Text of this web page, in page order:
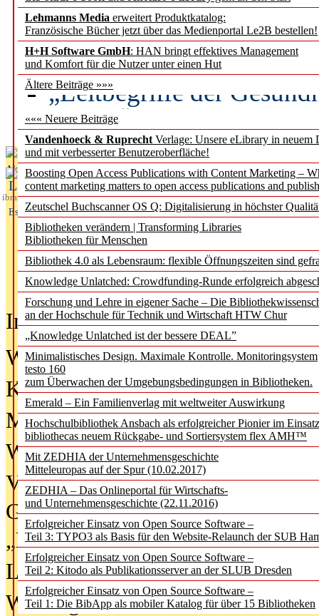
Lehmanns Media erweitert Produktkatalog:
Französische Bücher jetzt über das Medienportal Le2B bestellen!
H+H Software GmbH: HAN bringt effektives Management
und Komfort für die Nutzer unter einen Hut
Ältere Beiträge »»»
««« Neuere Beiträge
Vandenhoeck & Ruprecht Verlage: Unsere eLibrary in neuem
und mit verbesserter Benutzeroberfläche!
Boosting Open Access Publications with Content Marketing –
content marketing matters to open access publications and
Zeutschel Buchscanner OS Q: Digitalisierung in höchster
Bibliotheken verändern | Transforming Libraries
Bibliotheken für Menschen
Bibliothek 4.0 als Lebensraum: flexible Öffnungszeiten sind
Knowledge Unlatched: Crowdfunding-Runde erfolgreich
Forschung und Lehre in eigener Sache – Die
an der Hochschule für Technik und Wirtschaft HTW Chur
„Knowledge Unlatched ist der bessere DEAL”
Minimalistisches Design. Maximale Kontrolle. Monitoringsystem
testo 160
zum Überwachen der Umgebungsbedingungen in Bibliotheken.
Emerald – Ein Familienverlag mit weltweiter Auswirkung
Hochschulbibliothek Ansbach als erfolgreicher Pionier im
bibliothecas neuem Rückgabe- und Sortiersystem flex AMH™
Mit ZEDHIA der Unternehmensgeschichte
Mitteleuropas auf der Spur (10.02.2017)
ZEDHIA – Das Onlineportal für Wirtschafts-
und Unternehmensgeschichte (22.11.2016)
Erfolgreicher Einsatz von Open Source Software –
Teil 3: TYPO3 als Basis für den Website-Relaunch der SUB
Erfolgreicher Einsatz von Open Source Software –
Teil 2: Kitodo als Publikationsserver an der SLUB Dresden
Erfolgreicher Einsatz von Open Source Software –
Teil 1: Die BibApp als mobiler Katalog für über 15 Bibliotheken
Künstliche Intelligenz
besser zu verstehen
„Leitbegriffe der
des BIÖG erscheinen
Aktuelles aus
L
ibrary
Essentials
In der Ausgabe06/2026(August
Was Hochschul­bibliotheken von
Kinder in der digitalen Welt
Metadaten als Infrastruktur
Wenn Bots katalogisieren
Von Abschlusskleidern bis
Geisterjagd-Ausrüstung in der
„Library of Things“ unterwegs
Lesen als Infrastrukturaufgabe
Wie Jugendliche Social Media